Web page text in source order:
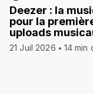
Deezer : la
pour la
uploads
21 Juil 2026 14 min